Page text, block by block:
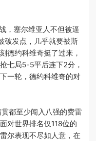
塞尔维亚人不但被逼
破发点，几乎就要被斯
德约科维奇挺了过来，
七局5-5平后连下2分，
一轮，德约科维奇的对
都至少闯入八强的费雷
对世界排名仅118位的
尔表现不尽如人意，在